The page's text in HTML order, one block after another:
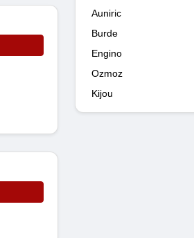
Auniric
Burde
Engino
Ozmoz
Kijou